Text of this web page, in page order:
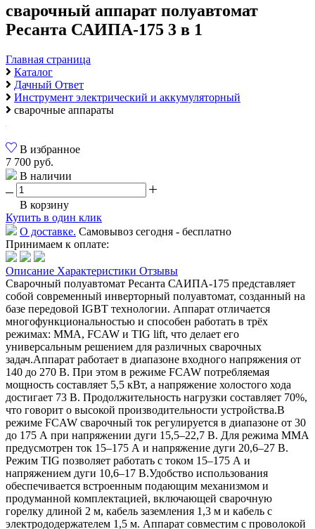
сварочный аппарат полуавтомат
Ресанта САИПА-175 3 в 1
Главная страница
Каталог
Дачный Ответ
Инструмент электрический и аккумуляторный
сварочные аппараты
В избранное
7 700 руб.
В наличии
В корзину
Купить в один клик
О доставке. Самовывоз сегодня - бесплатно
Принимаем к оплате:
Описание Характеристики Отзывы
Сварочный полуавтомат Ресанта САИПА-175 представляет
собой современный инверторный полуавтомат, созданный на
базе передовой IGBT технологии. Аппарат отличается
многофункциональностью и способен работать в трёх
режимах: MMA, FCAW и TIG lift, что делает его
универсальным решением для различных сварочных
задач.Аппарат работает в диапазоне входного напряжения от
140 до 270 В. При этом в режиме FCAW потребляемая
мощность составляет 5,5 кВт, а напряжение холостого хода
достигает 73 В. Продолжительность нагрузки составляет 70%,
что говорит о высокой производительности устройства.В
режиме FCAW сварочный ток регулируется в диапазоне от 30
до 175 А при напряжении дуги 15,5–22,7 В. Для режима MMA
предусмотрен ток 15–175 А и напряжение дуги 20,6–27 В.
Режим TIG позволяет работать с током 15–175 А и
напряжением дуги 10,6–17 В.Удобство использования
обеспечивается встроенным подающим механизмом и
продуманной комплектацией, включающей сварочную
горелку длиной 2 м, кабель заземления 1,3 м и кабель с
электрододержателем 1,5 м. Аппарат совместим с проволокой